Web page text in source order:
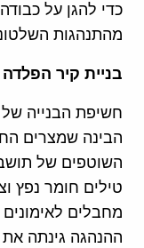
כדי להגן על
מהתנהגות
בניית קיר
חשיפת הבנייה
הבינה שמצרים
השוטפים של
טילים חומר נפץ
מחבלים לאימונים
ההנהגה גינתה את